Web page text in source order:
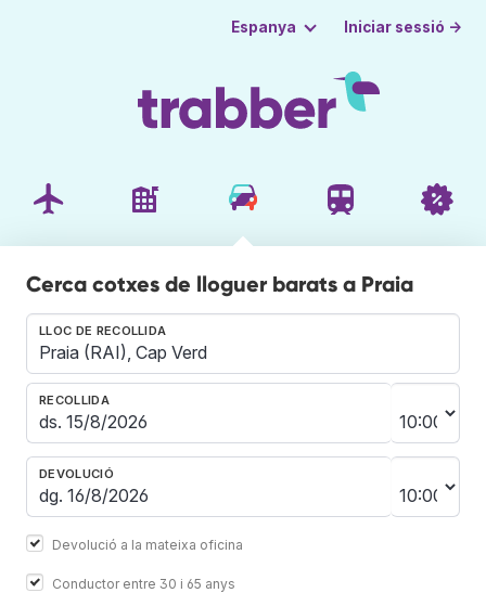
Espanya Iniciar sessió →
Cerca cotxes de lloguer barats a Praia
LLOC DE RECOLLIDA
RECOLLIDA
DEVOLUCIÓ
Devolució a la mateixa oficina
Conductor entre 30 i 65 anys